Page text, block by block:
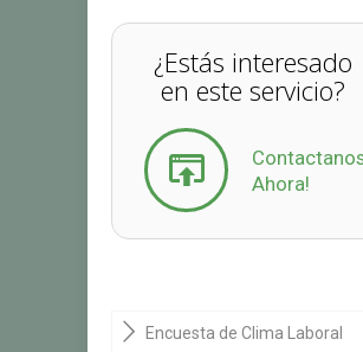
¿Estás interesado
en este servicio?
Ahora!
Encuesta de Clima Laboral